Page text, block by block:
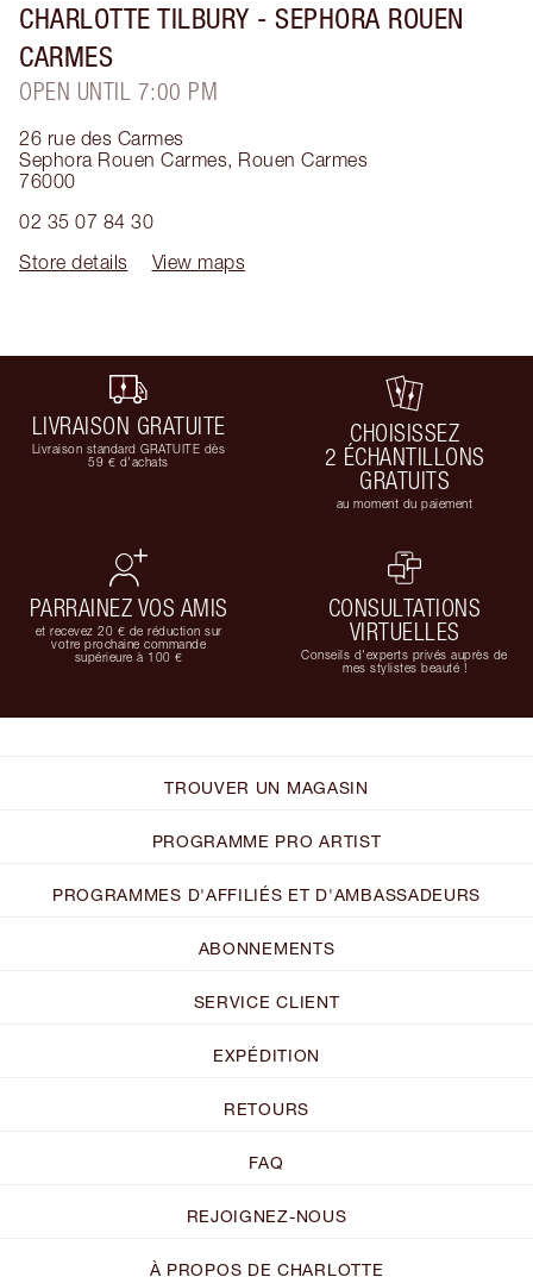
CHARLOTTE TILBURY - SEPHORA ROUEN
CARMES
OPEN UNTIL 7:00 PM
26 rue des Carmes
Sephora Rouen Carmes, Rouen Carmes
76000
02 35 07 84 30
Store details
View maps
LIVRAISON GRATUITE
Livraison standard GRATUITE dès
59 € d'achats
CHOISISSEZ
2 ÉCHANTILLONS
GRATUITS
au moment du paiement
PARRAINEZ VOS AMIS
et recevez 20 € de réduction sur
votre prochaine commande
supérieure à 100 €
CONSULTATIONS
VIRTUELLES
Conseils d'experts privés auprès de
mes stylistes beauté !
TROUVER UN MAGASIN
PROGRAMME PRO ARTIST
PROGRAMMES D'AFFILIÉS ET D'AMBASSADEURS
ABONNEMENTS
SERVICE CLIENT
EXPÉDITION
RETOURS
FAQ
REJOIGNEZ-NOUS
À PROPOS DE CHARLOTTE